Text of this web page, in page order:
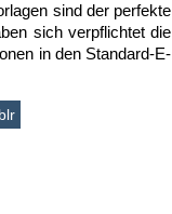
sind der perfekte
sich verpflichtet die
in den Standard-E-